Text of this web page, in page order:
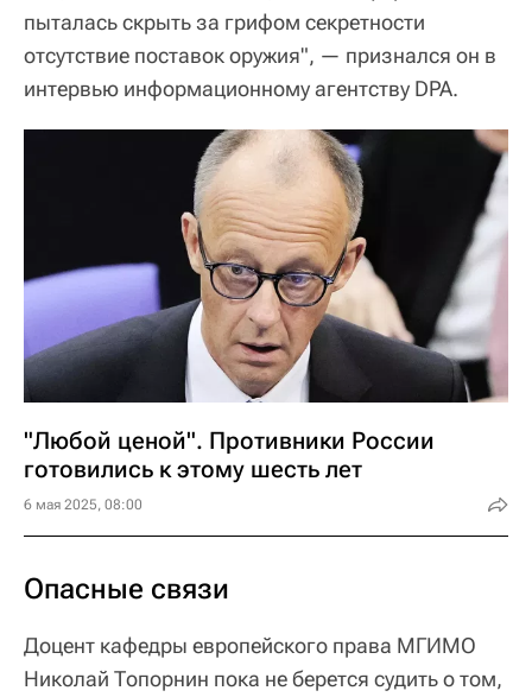
пыталась скрыть за грифом секретности
отсутствие поставок оружия", — признался он в
интервью информационному агентству DPA.
"Любой ценой". Противники России
готовились к этому шесть лет
6 мая 2025, 08:00
Опасные связи
Доцент кафедры европейского права МГИМО
Николай Топорнин пока не берется судить о том,